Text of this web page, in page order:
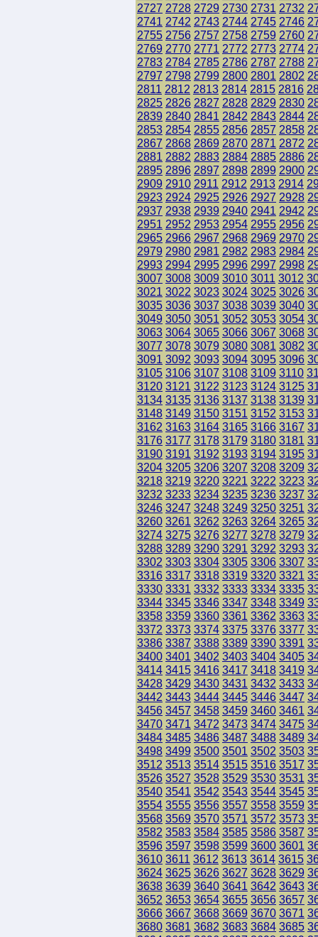
2727 2728 2729 2730 2731 2732
2741 2742 2743 2744 2745 2746
2755 2756 2757 2758 2759 2760
2769 2770 2771 2772 2773 2774
2783 2784 2785 2786 2787 2788
2797 2798 2799 2800 2801 2802
2811 2812 2813 2814 2815 2816
2825 2826 2827 2828 2829 2830
2839 2840 2841 2842 2843 2844
2853 2854 2855 2856 2857 2858
2867 2868 2869 2870 2871 2872
2881 2882 2883 2884 2885 2886
2895 2896 2897 2898 2899 2900
2909 2910 2911 2912 2913 2914
2923 2924 2925 2926 2927 2928
2937 2938 2939 2940 2941 2942
2951 2952 2953 2954 2955 2956
2965 2966 2967 2968 2969 2970
2979 2980 2981 2982 2983 2984
2993 2994 2995 2996 2997 2998
3007 3008 3009 3010 3011 3012
3021 3022 3023 3024 3025 3026
3035 3036 3037 3038 3039 3040
3049 3050 3051 3052 3053 3054
3063 3064 3065 3066 3067 3068
3077 3078 3079 3080 3081 3082
3091 3092 3093 3094 3095 3096
3105 3106 3107 3108 3109 3110
3120 3121 3122 3123 3124 3125
3134 3135 3136 3137 3138 3139
3148 3149 3150 3151 3152 3153
3162 3163 3164 3165 3166 3167
3176 3177 3178 3179 3180 3181
3190 3191 3192 3193 3194 3195
3204 3205 3206 3207 3208 3209
3218 3219 3220 3221 3222 3223
3232 3233 3234 3235 3236 3237
3246 3247 3248 3249 3250 3251
3260 3261 3262 3263 3264 3265
3274 3275 3276 3277 3278 3279
3288 3289 3290 3291 3292 3293
3302 3303 3304 3305 3306 3307
3316 3317 3318 3319 3320 3321
3330 3331 3332 3333 3334 3335
3344 3345 3346 3347 3348 3349
3358 3359 3360 3361 3362 3363
3372 3373 3374 3375 3376 3377
3386 3387 3388 3389 3390 3391
3400 3401 3402 3403 3404 3405
3414 3415 3416 3417 3418 3419
3428 3429 3430 3431 3432 3433
3442 3443 3444 3445 3446 3447
3456 3457 3458 3459 3460 3461
3470 3471 3472 3473 3474 3475
3484 3485 3486 3487 3488 3489
3498 3499 3500 3501 3502 3503
3512 3513 3514 3515 3516 3517
3526 3527 3528 3529 3530 3531
3540 3541 3542 3543 3544 3545
3554 3555 3556 3557 3558 3559
3568 3569 3570 3571 3572 3573
3582 3583 3584 3585 3586 3587
3596 3597 3598 3599 3600 3601
3610 3611 3612 3613 3614 3615
3624 3625 3626 3627 3628 3629
3638 3639 3640 3641 3642 3643
3652 3653 3654 3655 3656 3657
3666 3667 3668 3669 3670 3671
3680 3681 3682 3683 3684 3685